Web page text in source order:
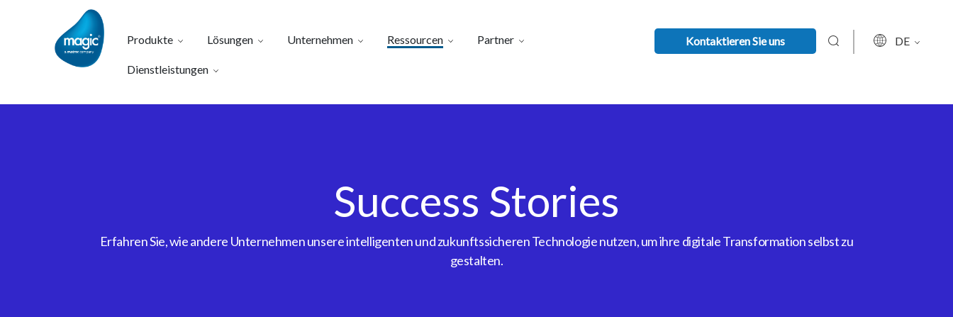
Produkte Lösungen Unternehmen Ressourcen Partner
Dienstleistungen
Kontaktieren Sie uns DE
Success Stories
Erfahren Sie, wie andere Unternehmen unsere intelligenten und zukunftssicheren Technologie nutzen, um ihre digitale Transformation selbst zu
gestalten.